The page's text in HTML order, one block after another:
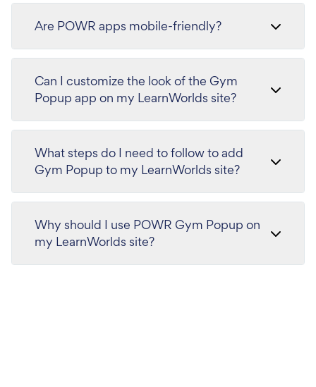
Are POWR apps mobile-friendly?
Can I customize the look of the Gym
Popup app on my LearnWorlds site?
What steps do I need to follow to add
Gym Popup to my LearnWorlds site?
Why should I use POWR Gym Popup on
my LearnWorlds site?